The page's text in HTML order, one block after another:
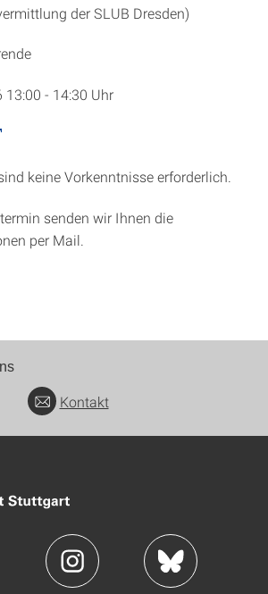
der SLUB Dresden)
13:00 - 14:30 Uhr
keine Vorkenntnisse erforderlich.
senden wir Ihnen die
per Mail.
Kontakt